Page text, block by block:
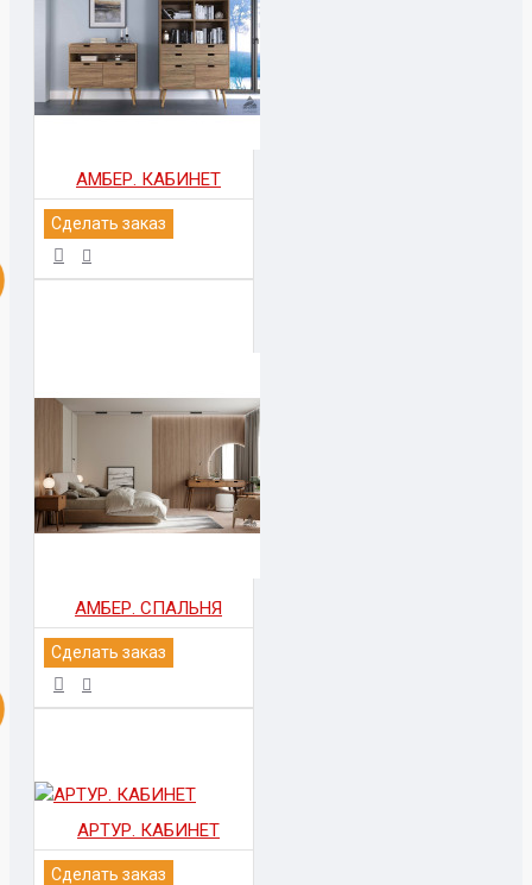
АМБЕР. КАБИНЕТ
Сделать заказ
АМБЕР. СПАЛЬНЯ
Сделать заказ
АРТУР. КАБИНЕТ
Сделать заказ